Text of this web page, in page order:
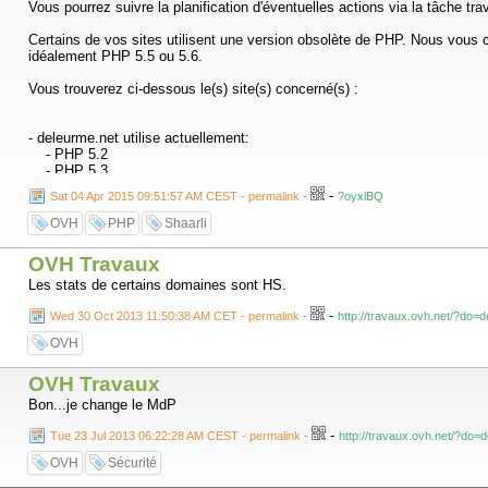
Vous pourrez suivre la planification d'éventuelles actions via la tâche
Certains de vos sites utilisent une version obsolète de PHP. Nous
idéalement PHP 5.5 ou 5.6.
Vous trouverez ci-dessous le(s) site(s) concerné(s) :
- deleurme.net utilise actuellement:
- PHP 5.2
- PHP 5.3
Le support OVH ne pourra pas effectuer les opérations nécessaires sur
Pour vous aider dans la vérification de votre configuration PHP, et sa
Par ailleurs, l'utilisation d'une version PHP à jour vous permettra de
Merci de votre compréhension.>>
Merde, cela signifie t-il que je dois bidouiller dans la config de mon site ?
Je ne suis pas sorti de l'auberge.
Sat 04 Apr 2015 09:51:57 AM CEST - permalink - - ?oyxlBQ
OVH PHP Shaarli
OVH Travaux
Les stats de certains domaines sont HS.
Wed 30 Oct 2013 11:50:38 AM CET - permalink - - http://travaux.ovh.net/
OVH
OVH Travaux
Bon...je change le MdP
Tue 23 Jul 2013 06:22:28 AM CEST - permalink - - http://travaux.ovh.net/
OVH Sécurité